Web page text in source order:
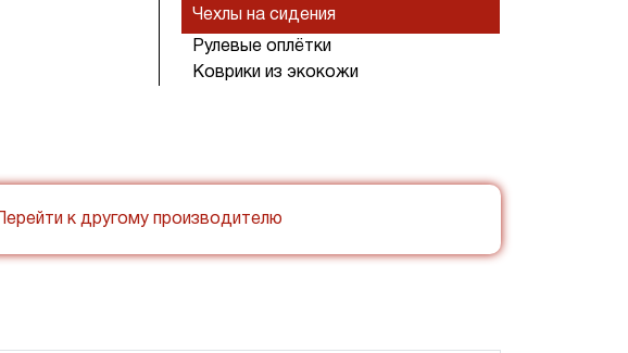
Чехлы на сидения
Рулевые оплётки
Коврики из экокожи
Перейти к другому производителю